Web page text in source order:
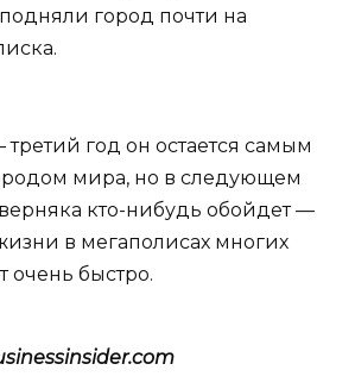
город почти на
год он остается самым
мира, но в следующем
кто-нибудь обойдет —
в мегаполисах многих
очень быстро.